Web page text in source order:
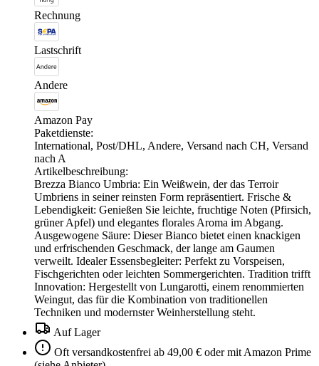
Rechnung
Lastschrift
Andere
Amazon Pay
Paketdienste:
International, Post/DHL, Andere, Versand nach CH, Versand
nach A
Artikelbeschreibung:
Brezza Bianco Umbria: Ein Weißwein, der das Terroir
Umbriens in seiner reinsten Form repräsentiert. Frische &
Lebendigkeit: Genießen Sie leichte, fruchtige Noten (Pfirsich,
grüner Apfel) und elegantes florales Aroma im Abgang.
Ausgewogene Säure: Dieser Bianco bietet einen knackigen
und erfrischenden Geschmack, der lange am Gaumen
verweilt. Idealer Essensbegleiter: Perfekt zu Vorspeisen,
Fischgerichten oder leichten Sommergerichten. Tradition trifft
Innovation: Hergestellt von Lungarotti, einem renommierten
Weingut, das für die Kombination von traditionellen
Techniken und modernster Weinherstellung steht.
Auf Lager
Oft versandkostenfrei ab 49,00 € oder mit Amazon Prime